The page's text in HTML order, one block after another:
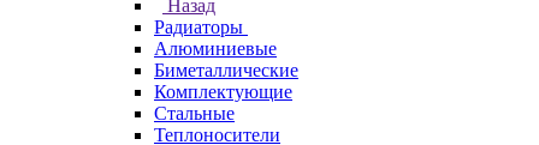
Назад
Радиаторы
Алюминиевые
Биметаллические
Комплектующие
Стальные
Теплоносители